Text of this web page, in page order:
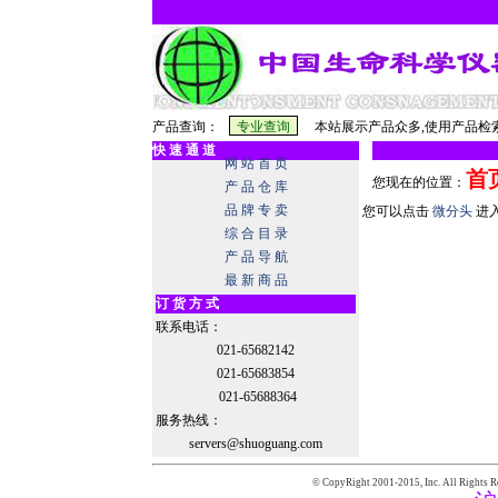
产品查询：
本站展示产品众多,使用产品检
快 速 通 道
网 站 首 页
产 品 仓 库
品 牌 专 卖
综 合 目 录
产 品 导 航
最 新 商 品
订 货 方 式
联系电话：
021-65682142
021-65683854
021-65688364
服务热线：
servers@shuoguang.com
您现在的位置： 首
您可以点击 微分头 进
© CopyRight 2001-2015, Inc. All Rights